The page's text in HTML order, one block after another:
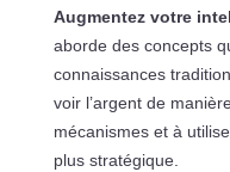
Augmentez votre
aborde des concepts
connaissances
voir l’argent de
mécanismes et à
plus stratégique.